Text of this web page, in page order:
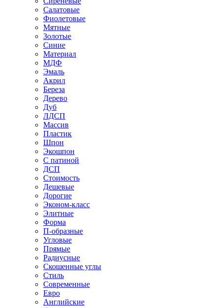
Салатовые
Фиолетовые
Мятные
Золотые
Синие
Материал
МДФ
Эмаль
Акрил
Береза
Дерево
Дуб
ЛДСП
Массив
Пластик
Шпон
Экошпон
С патиной
ДСП
Стоимость
Дешевые
Дорогие
Эконом-класс
Элитные
Форма
П-образные
Угловые
Прямые
Радиусные
Скошенные углы
Стиль
Современные
Евро
Английские